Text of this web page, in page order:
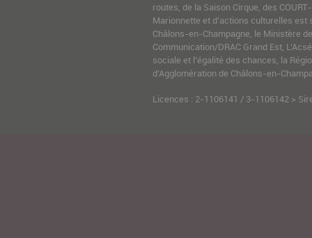
routes, de la Saison Cirque, des
Marionnette et d’actions culturelles est
Châlons-en-Champagne, le Ministère
Communication/DRAC Grand Est,
sociale et l’égalité des chances, la
d’Agglomération de Châlons-en-
Licences : 2-1106141 / 3-1106142 >